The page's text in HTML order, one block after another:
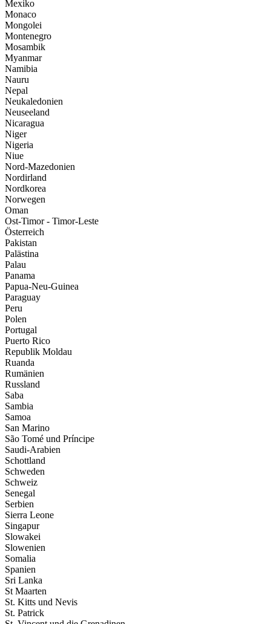
Mexiko
Monaco
Mongolei
Montenegro
Mosambik
Myanmar
Namibia
Nauru
Nepal
Neukaledonien
Neuseeland
Nicaragua
Niger
Nigeria
Niue
Nord-Mazedonien
Nordirland
Nordkorea
Norwegen
Oman
Ost-Timor - Timor-Leste
Österreich
Pakistan
Palästina
Palau
Panama
Papua-Neu-Guinea
Paraguay
Peru
Polen
Portugal
Puerto Rico
Republik Moldau
Ruanda
Rumänien
Russland
Saba
Sambia
Samoa
San Marino
São Tomé und Príncipe
Saudi-Arabien
Schottland
Schweden
Schweiz
Senegal
Serbien
Sierra Leone
Singapur
Slowakei
Slowenien
Somalia
Spanien
Sri Lanka
St Maarten
St. Kitts und Nevis
St. Patrick